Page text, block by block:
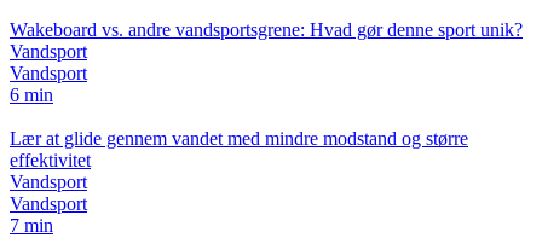
Wakeboard vs. andre vandsportsgrene: Hvad gør denne sport unik?
Vandsport
Vandsport
6 min
Lær at glide gennem vandet med mindre modstand og større
effektivitet
Vandsport
Vandsport
7 min